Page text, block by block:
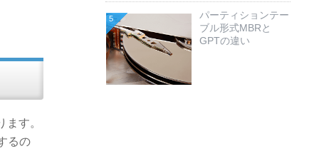
す。
るの
5
パーティションテー
ブル形式MBRと
GPTの違い